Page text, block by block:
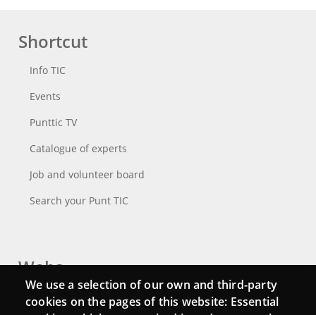
Shortcut
Info TIC
Events
Punttic TV
Catalogue of experts
Job and volunteer board
Search your Punt TIC
Webs
Login
We use a selection of our own and third-party
cookies on the pages of this website: Essential